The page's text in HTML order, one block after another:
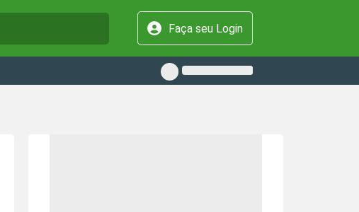
Faça seu Login